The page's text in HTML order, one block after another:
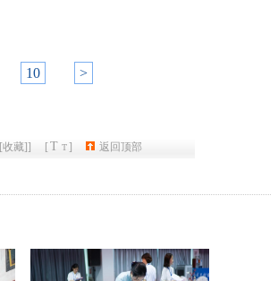
10 >
[收藏]] [T T] 返回顶部